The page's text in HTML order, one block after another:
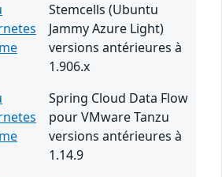
Stemcells (Ubuntu
Jammy Azure Light)
versions antérieures à
1.906.x
Spring Cloud Data Flow
pour VMware Tanzu
versions antérieures à
1.14.9